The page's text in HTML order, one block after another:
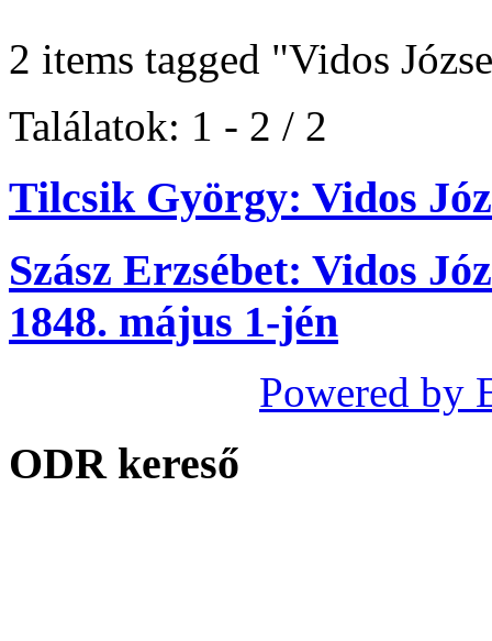
2 items tagged "Vidos
Találatok: 1 - 2 / 2
Tilcsik György: Vidos
Szász Erzsébet: Vidos
1848. május 1-jén
Powered by
ODR kereső